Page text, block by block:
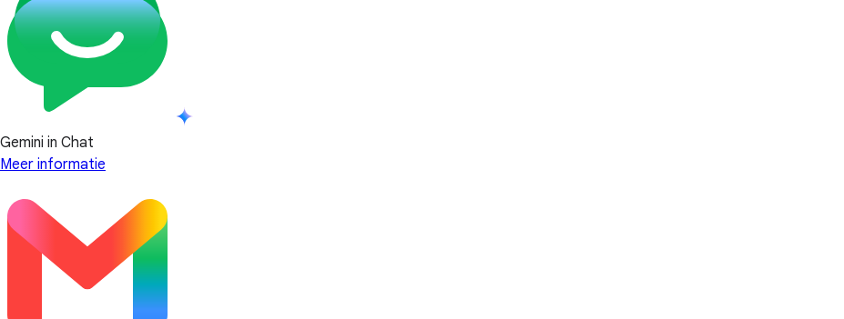
Gemini in Chat
Meer informatie